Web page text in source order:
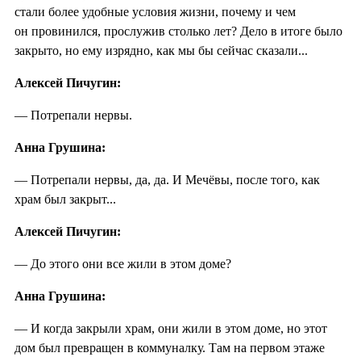
стали более удобные условия жизни, почему и чем
он провинился, прослужив столько лет? Дело в итоге было
закрыто, но ему изрядно, как мы бы сейчас сказали...
Алексей Пичугин:
— Потрепали нервы.
Анна Грушина:
— Потрепали нервы, да, да. И Мечёвы, после того, как
храм был закрыт...
Алексей Пичугин:
— До этого они все жили в этом доме?
Анна Грушина:
— И когда закрыли храм, они жили в этом доме, но этот
дом был превращен в коммуналку. Там на первом этаже